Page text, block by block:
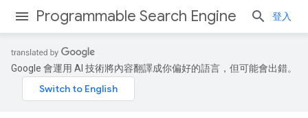
Programmable Search Engine 登入
Google 會運用 AI 技術將內容翻譯成你偏好的語言，但可能會出錯。